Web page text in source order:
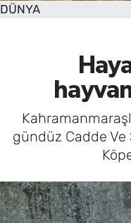
DÜNYA
gündüz Cadde Ve